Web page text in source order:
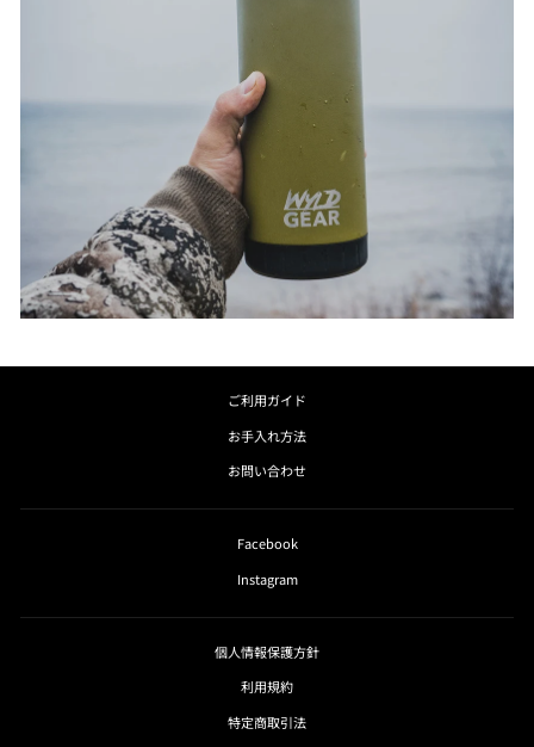
ご利用ガイド
お手入れ方法
お問い合わせ
Facebook
Instagram
個人情報保護方針
利用規約
特定商取引法